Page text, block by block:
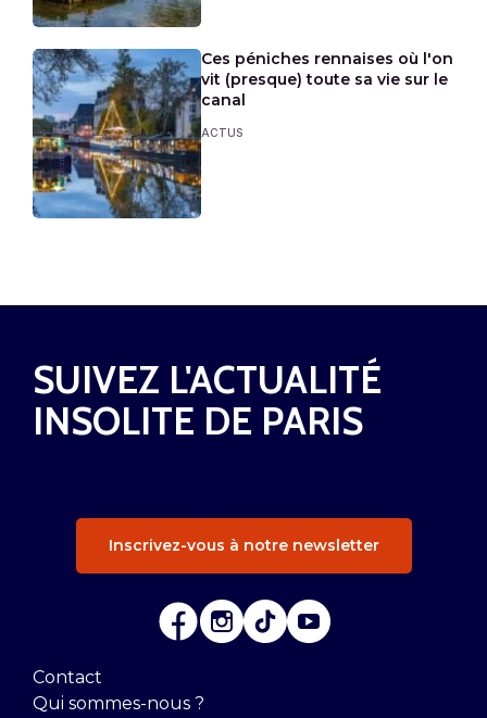
Ces péniches rennaises où l'on
vit (presque) toute sa vie sur le
canal
ACTUS
SUIVEZ L'ACTUALITÉ
INSOLITE DE PARIS
Inscrivez-vous à notre newsletter
Contact
Qui sommes-nous ?